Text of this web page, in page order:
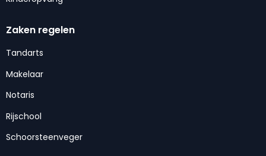
Zaken regelen
Tandarts
Makelaar
Notaris
Rijschool
Schoorsteenveger